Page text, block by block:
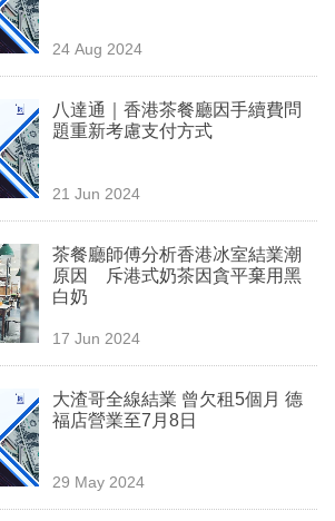
24 Aug 2024
八達通｜香港茶餐廳因手續費問
題重新考慮支付方式
21 Jun 2024
茶餐廳師傅分析香港冰室結業潮
原因 斥港式奶茶因貪平棄用黑
白奶
17 Jun 2024
大渣哥全線結業 曾欠租5個月 德
福店營業至7月8日
29 May 2024